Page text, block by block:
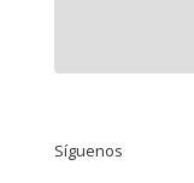
Síguenos